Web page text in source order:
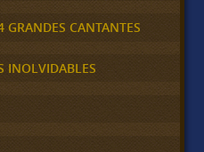
GRANDES CANTANTES
INOLVIDABLES